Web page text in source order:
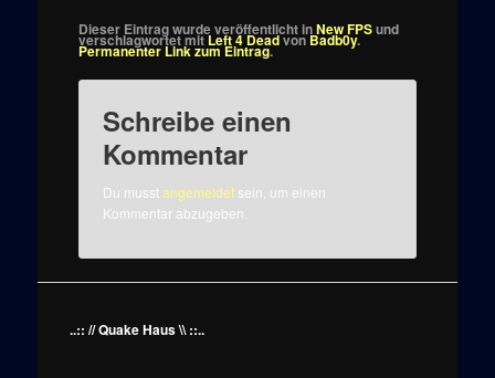
Dieser Eintrag wurde veröffentlicht inNew FPSund
verschlagwortet mitLeft 4 DeadvonBadb0y.
Permanenter Link zum Eintrag.
Schreibe einen
Kommentar
Du musstangemeldetsein, um einen
Kommentar abzugeben.
..:: // Quake Haus \\ ::..